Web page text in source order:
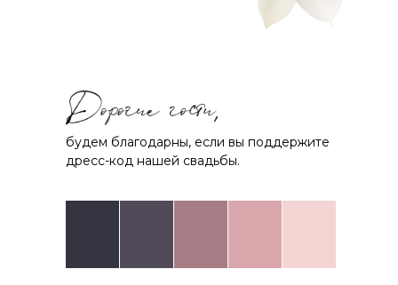
будем благодарны, если вы поддержите
дресс-код нашей свадьбы.